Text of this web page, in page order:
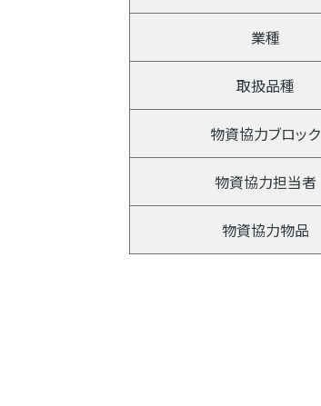
業種
取扱品種
物資協力ブロック
物資協力担当者
物資協力物品